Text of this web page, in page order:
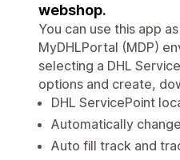
webshop.
You can use this app
MyDHLPortal (MDP)
selecting a DHL
options and create,
DHL ServicePoint
Automatically
Auto fill track and